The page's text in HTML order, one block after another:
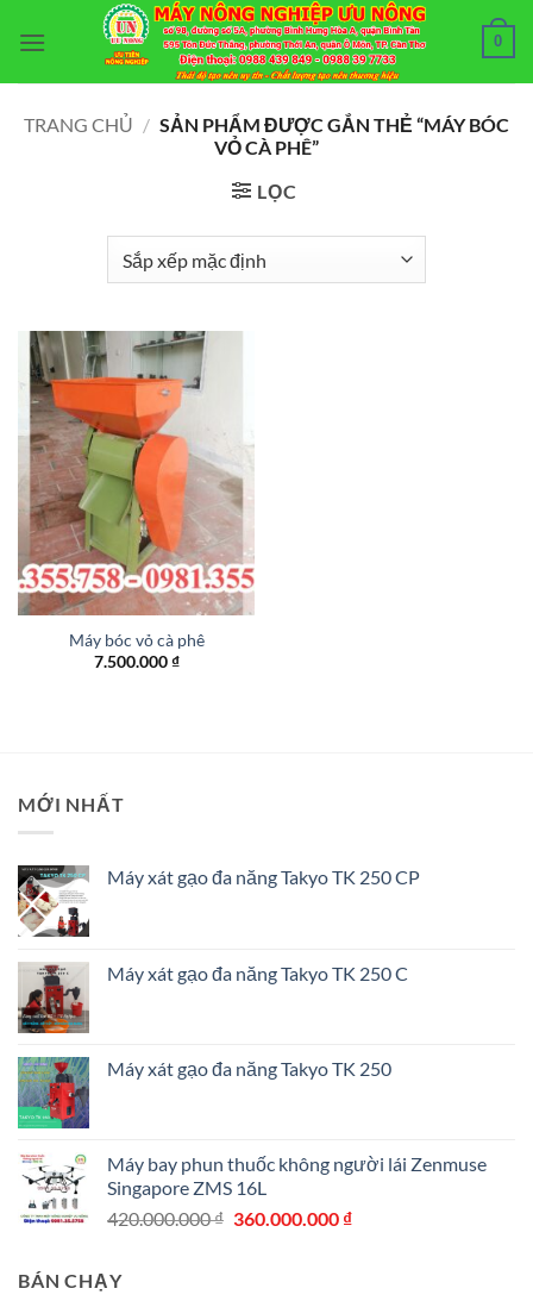
qua
0
TRANG CHỦ / SẢN PHẨM ĐƯỢC GẮN THẺ “MÁY BÓC
VỎ CÀ PHÊ”
LỌC
Máy bóc vỏ cà phê
7.500.000₫
MỚI NHẤT
Máy xát gạo đa năng Takyo TK 250 CP
Máy xát gạo đa năng Takyo TK 250 C
Máy xát gạo đa năng Takyo TK 250
Máy bay phun thuốc không người lái Zenmuse
Singapore ZMS 16L
420.000.000₫ Giá
360.000.000 ₫Giá
BÁN CHẠY